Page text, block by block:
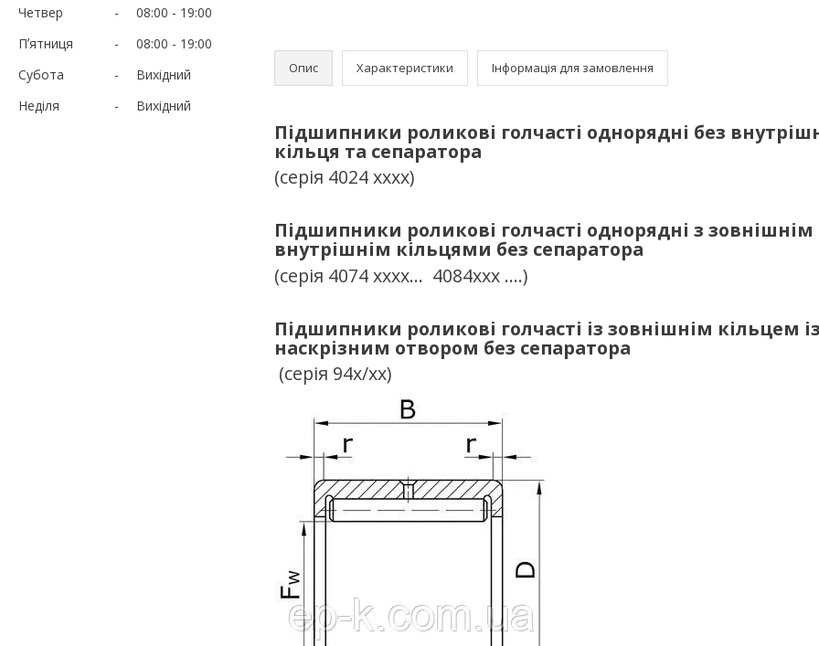
Четвер
08:00
19:00
Пʼятниця
08:00
19:00
Субота
Вихідний
Неділя
Вихідний
Опис Характеристики Інформація для замовлення
Підшипники роликові голчасті однорядні без
кільця та сепаратора
(серія 4024 ххxx)
Підшипники роликові голчасті однорядні з зовнішнім
внутрішнім кільцями без сепаратора
(серія 4074 ххxx... 4084ххх ….)
Підшипники роликові голчасті із зовнішнім кільцем із
наскрізним отвором без сепаратора
(серія 94х/хх)